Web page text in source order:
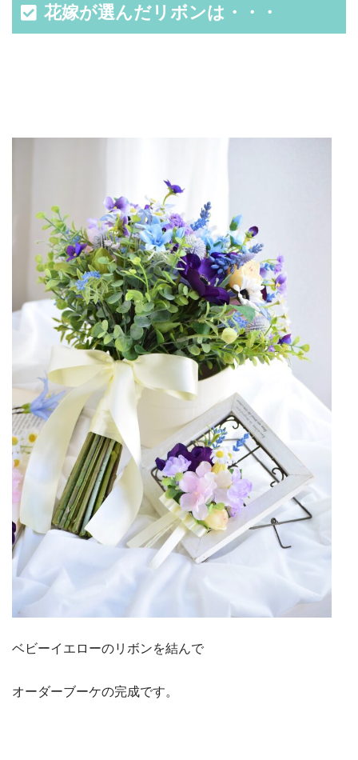
花嫁が選んだリボンは・・・
ベビーイエローのリボンを結んで
オーダーブーケの完成です。